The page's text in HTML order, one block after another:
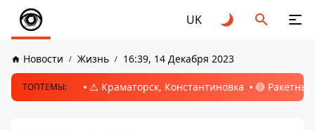
UK
Новости Жизнь 16:39, 14 Декабря 2023
ТОПТЕМЫ: ⚠️ Краматорск, Константиновка 🔴